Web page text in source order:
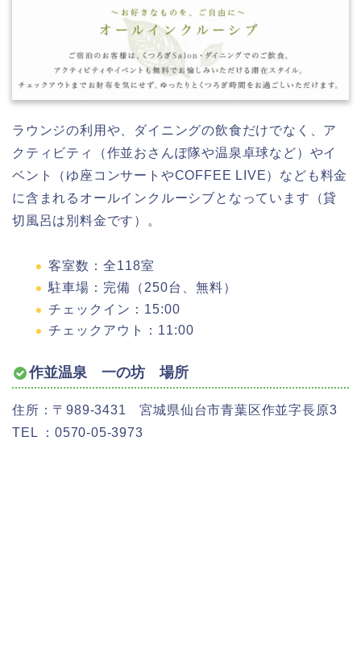
ラウンジの利用や、ダイニングの飲食だけでなく、ア
クティビティ（作並おさんぽ隊や温泉卓球など）やイ
ベント（ゆ座コンサートやCOFFEE LIVE）なども料金
に含まれるオールインクルーシブとなっています（貸
切風呂は別料金です）。
客室数：全118室
駐車場：完備（250台、無料）
チェックイン：15:00
チェックアウト：11:00
作並温泉 一の坊 場所
住所：〒989-3431 宮城県仙台市青葉区作並字長原3
TEL ：0570-05-3973